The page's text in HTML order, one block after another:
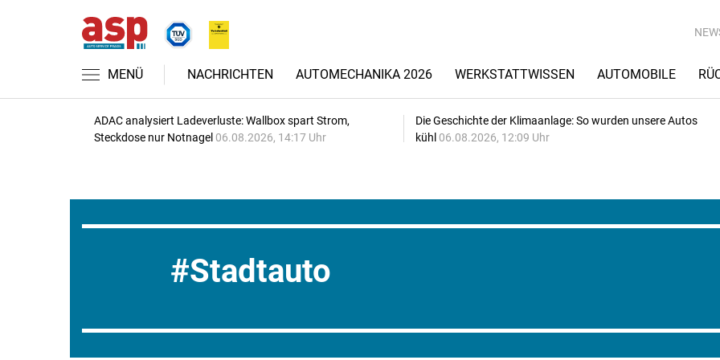
MENÜ NACHRICHTEN AUTOMECHANIKA 2026 WERKSTATTWISSEN AUTOMOBILE
ADAC analysiert Ladeverluste: Wallbox spart Strom,
Steckdose nur Notnagel 06.08.2026, 14:17 Uhr
Die Geschichte der Klimaanlage: So wurden unsere Autos
kühl 06.08.2026, 12:09 Uhr
Stadtauto